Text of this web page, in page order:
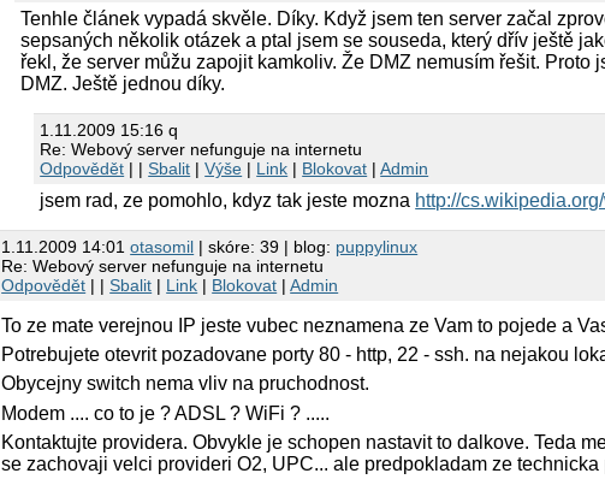
Tenhle článek vypadá skvěle. Díky. Když jsem ten server začal
sepsaných několik otázek a ptal jsem se souseda, který dřív ještě
řekl, že server můžu zapojit kamkoliv. Že DMZ nemusím řešit.
DMZ. Ještě jednou díky.
1.11.2009 15:16 q
Re: Webový server nefunguje na internetu
Odpovědět | |Sbalit |Výše | Link | Blokovat |Admin
jsem rad, ze pomohlo, kdyz tak jeste mozna http://
1.11.2009 14:01otasomil | skóre: 39 | blog: puppylinux
Re: Webový server nefunguje na internetu
Odpovědět | |Sbalit | Link | Blokovat |Admin
To ze mate verejnou IP jeste vubec neznamena ze Vam to pojede a
Potrebujete otevrit pozadovane porty 80 - http, 22 - ssh. na nejakou
Obycejny switch nema vliv na pruchodnost.
Modem .... co to je ? ADSL ? WiFi ? .....
Kontaktujte providera. Obvykle je schopen nastavit to dalkove. Teda
se zachovaji velci provideri O2, UPC... ale predpokladam ze